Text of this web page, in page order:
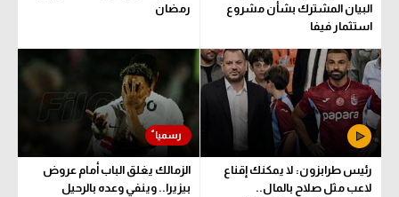
البيان المشترك بشأن مشروع
استثمار فيفا
رمضان
رئيس طرابزون: لا يمكنك إقناع
لاعب مثل صلاح بالمال..
الزمالك يغلق الباب أمام عروض
بيزيرا.. وينفي وعده بالرحيل